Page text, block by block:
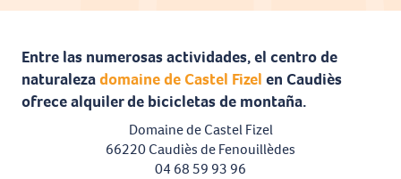
Entre las numerosas actividades, el centro de
naturalezadomaine de Castel Fizel en Caudiès
ofrece alquiler de bicicletas de montaña.
Domaine de Castel Fizel
66220 Caudiès de Fenouillèdes
04 68 59 93 96